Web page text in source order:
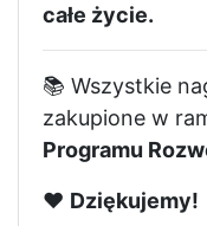
całe życie.
📚 Wszystkie
zakupione w
Programu
❤️ Dziękujemy!